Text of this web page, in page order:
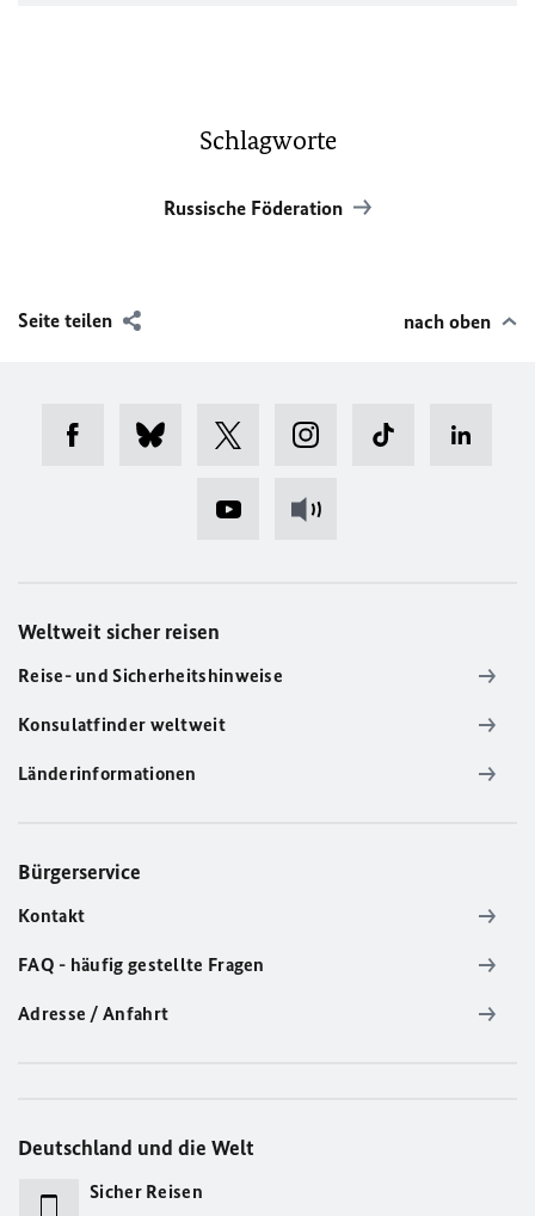
Schlagworte
Russische Föderation
Seite teilen nach oben
Weltweit sicher reisen
Reise- und Sicherheitshinweise
Konsulatfinder weltweit
Länderinformationen
Bürgerservice
Kontakt
FAQ - häufig gestellte Fragen
Adresse / Anfahrt
Deutschland und die Welt
Sicher Reisen